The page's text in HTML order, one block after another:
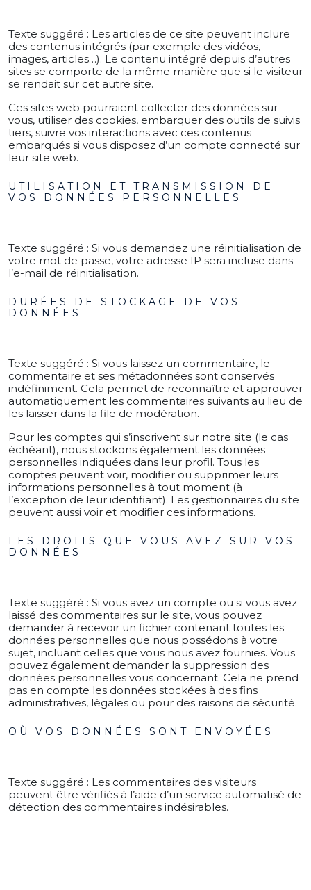
Texte suggéré : Les articles de ce site peuvent inclure
des contenus intégrés (par exemple des vidéos,
images, articles…). Le contenu intégré depuis d’autres
sites se comporte de la même manière que si le visiteur
se rendait sur cet autre site.
Ces sites web pourraient collecter des données sur
vous, utiliser des cookies, embarquer des outils de suivis
tiers, suivre vos interactions avec ces contenus
embarqués si vous disposez d’un compte connecté sur
leur site web.
UTILISATION ET TRANSMISSION DE
VOS DONNÉES PERSONNELLES
Texte suggéré : Si vous demandez une réinitialisation de
votre mot de passe, votre adresse IP sera incluse dans
l’e-mail de réinitialisation.
DURÉES DE STOCKAGE DE VOS
DONNÉES
Texte suggéré : Si vous laissez un commentaire, le
commentaire et ses métadonnées sont conservés
indéfiniment. Cela permet de reconnaître et approuver
automatiquement les commentaires suivants au lieu de
les laisser dans la file de modération.
Pour les comptes qui s’inscrivent sur notre site (le cas
échéant), nous stockons également les données
personnelles indiquées dans leur profil. Tous les
comptes peuvent voir, modifier ou supprimer leurs
informations personnelles à tout moment (à
l’exception de leur identifiant). Les gestionnaires du site
peuvent aussi voir et modifier ces informations.
LES DROITS QUE VOUS AVEZ SUR VOS
DONNÉES
Texte suggéré : Si vous avez un compte ou si vous avez
laissé des commentaires sur le site, vous pouvez
demander à recevoir un fichier contenant toutes les
données personnelles que nous possédons à votre
sujet, incluant celles que vous nous avez fournies. Vous
pouvez également demander la suppression des
données personnelles vous concernant. Cela ne prend
pas en compte les données stockées à des fins
administratives, légales ou pour des raisons de sécurité.
OÙ VOS DONNÉES SONT ENVOYÉES
Texte suggéré : Les commentaires des visiteurs
peuvent être vérifiés à l’aide d’un service automatisé de
détection des commentaires indésirables.